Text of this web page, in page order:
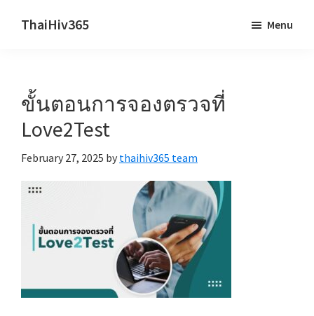
ThaiHiv365
behind.
Menu
ขั้นตอนการจองตรวจที่
Love2Test
February 27, 2025 by thaihiv365 team